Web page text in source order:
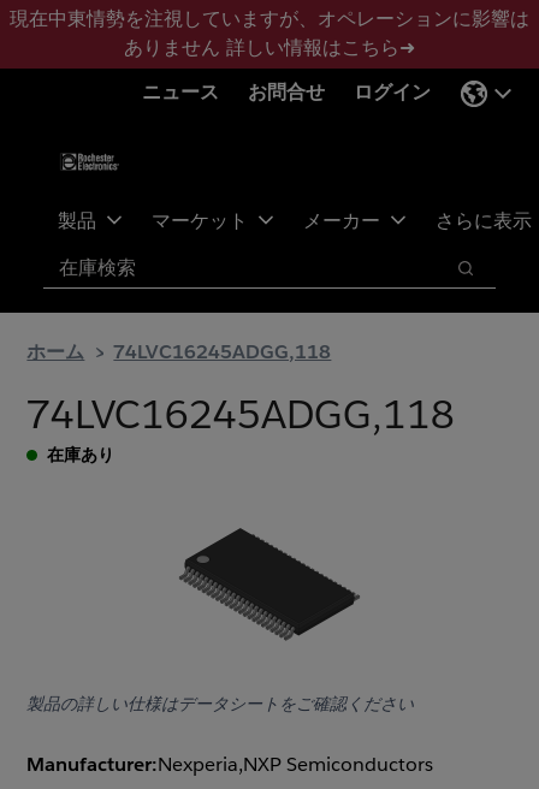
メ
ン
フ
タ
現在中東情勢を注視していますが、オペレーションに影響は
ありません 詳しい情報はこちら➜
ニュース
お問合せ ログイン
製品 マーケット メーカー さらに表示
検索
検索
ホーム 74LVC16245ADGG,118
74LVC16245ADGG,118
在庫あり
製品の詳しい仕様はデータシートをご確認ください
Manufacturer:Nexperia,NXP Semiconductors